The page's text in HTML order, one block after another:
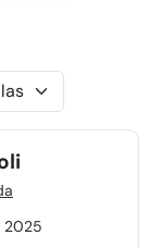
2025